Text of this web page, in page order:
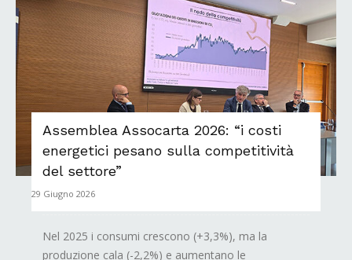
Assemblea Assocarta 2026: “i costi
energetici pesano sulla competitività
del settore”
29 Giugno 2026
Nel 2025 i consumi crescono (+3,3%), ma la
produzione cala (-2,2%) e aumentano le